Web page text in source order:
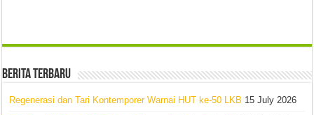
Berita Terbaru
Regenerasi dan Tari Kontemporer Warnai HUT ke-50 LKB 15 July 2026